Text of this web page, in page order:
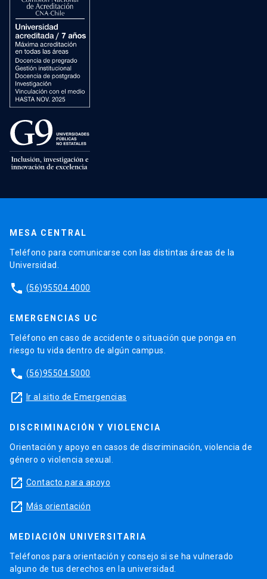
MESA CENTRAL
Teléfono para comunicarse con las distintas áreas de la
Universidad.
phone (56)95504 4000
EMERGENCIAS UC
Teléfono en caso de accidente o situación que ponga en
riesgo tu vida dentro de algún campus.
phone (56)95504 5000
launch Ir al sitio de Emergencias
DISCRIMINACIÓN Y VIOLENCIA
Orientación y apoyo en casos de discriminación, violencia de
género o violencia sexual.
launch Contacto para apoyo
launch Más orientación
MEDIACIÓN UNIVERSITARIA
Teléfonos para orientación y consejo si se ha vulnerado
alguno de tus derechos en la universidad.